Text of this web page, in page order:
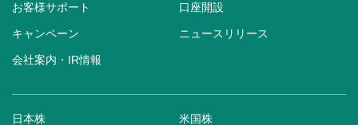
お客様サポート 口座開設
キャンペーン ニュースリリース
会社案内・IR情報
日本株 米国株